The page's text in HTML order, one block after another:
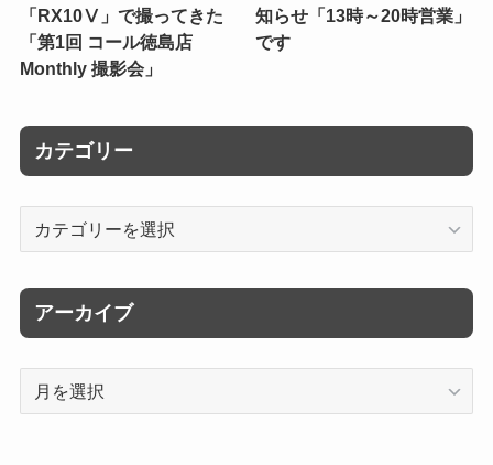
「RX10Ⅴ」で撮ってきた
「第1回 コール徳島店
Monthly 撮影会」
知らせ「13時～20時営業」
です
カテゴリー
リ
ー
アーカイブ